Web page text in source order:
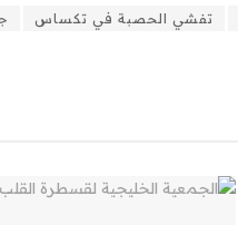
تفشي الحصبة في تكساس